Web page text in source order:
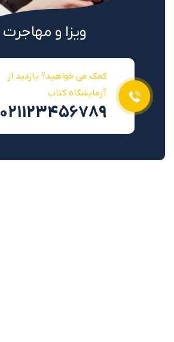
ویزا و مهاجرت
کمک می خواهید؟ بازدید از
آزمایشگاه کتاب
021123456789